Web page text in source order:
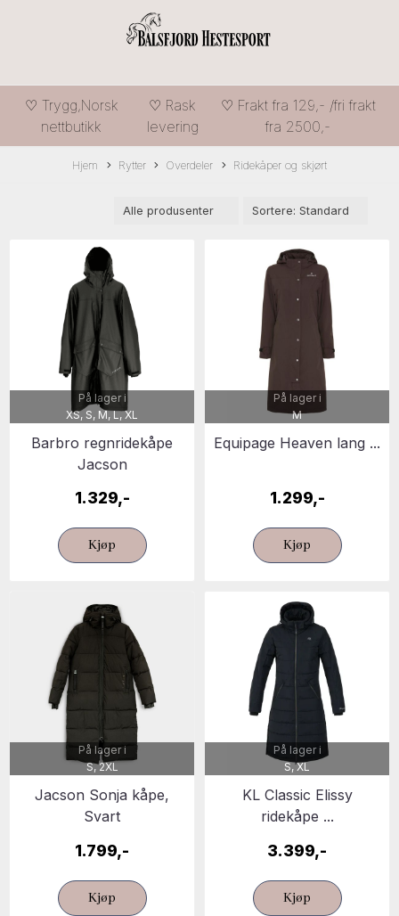
♡ Trygg,Norsk
nettbutikk
♡ Rask
levering
♡ Frakt fra 129,- /fri frakt
fra 2500,-
Hjem Rytter Overdeler Ridekåper og skjørt
På lager i
XS, S, M, L, XL
Barbro regnridekåpe
Jacson
1.329,-
Kjøp
På lager i
M
Equipage Heaven lang ...
1.299,-
Kjøp
På lager i
S, 2XL
Jacson Sonja kåpe,
Svart
1.799,-
Kjøp
På lager i
S, XL
KL Classic Elissy
ridekåpe ...
3.399,-
Kjøp